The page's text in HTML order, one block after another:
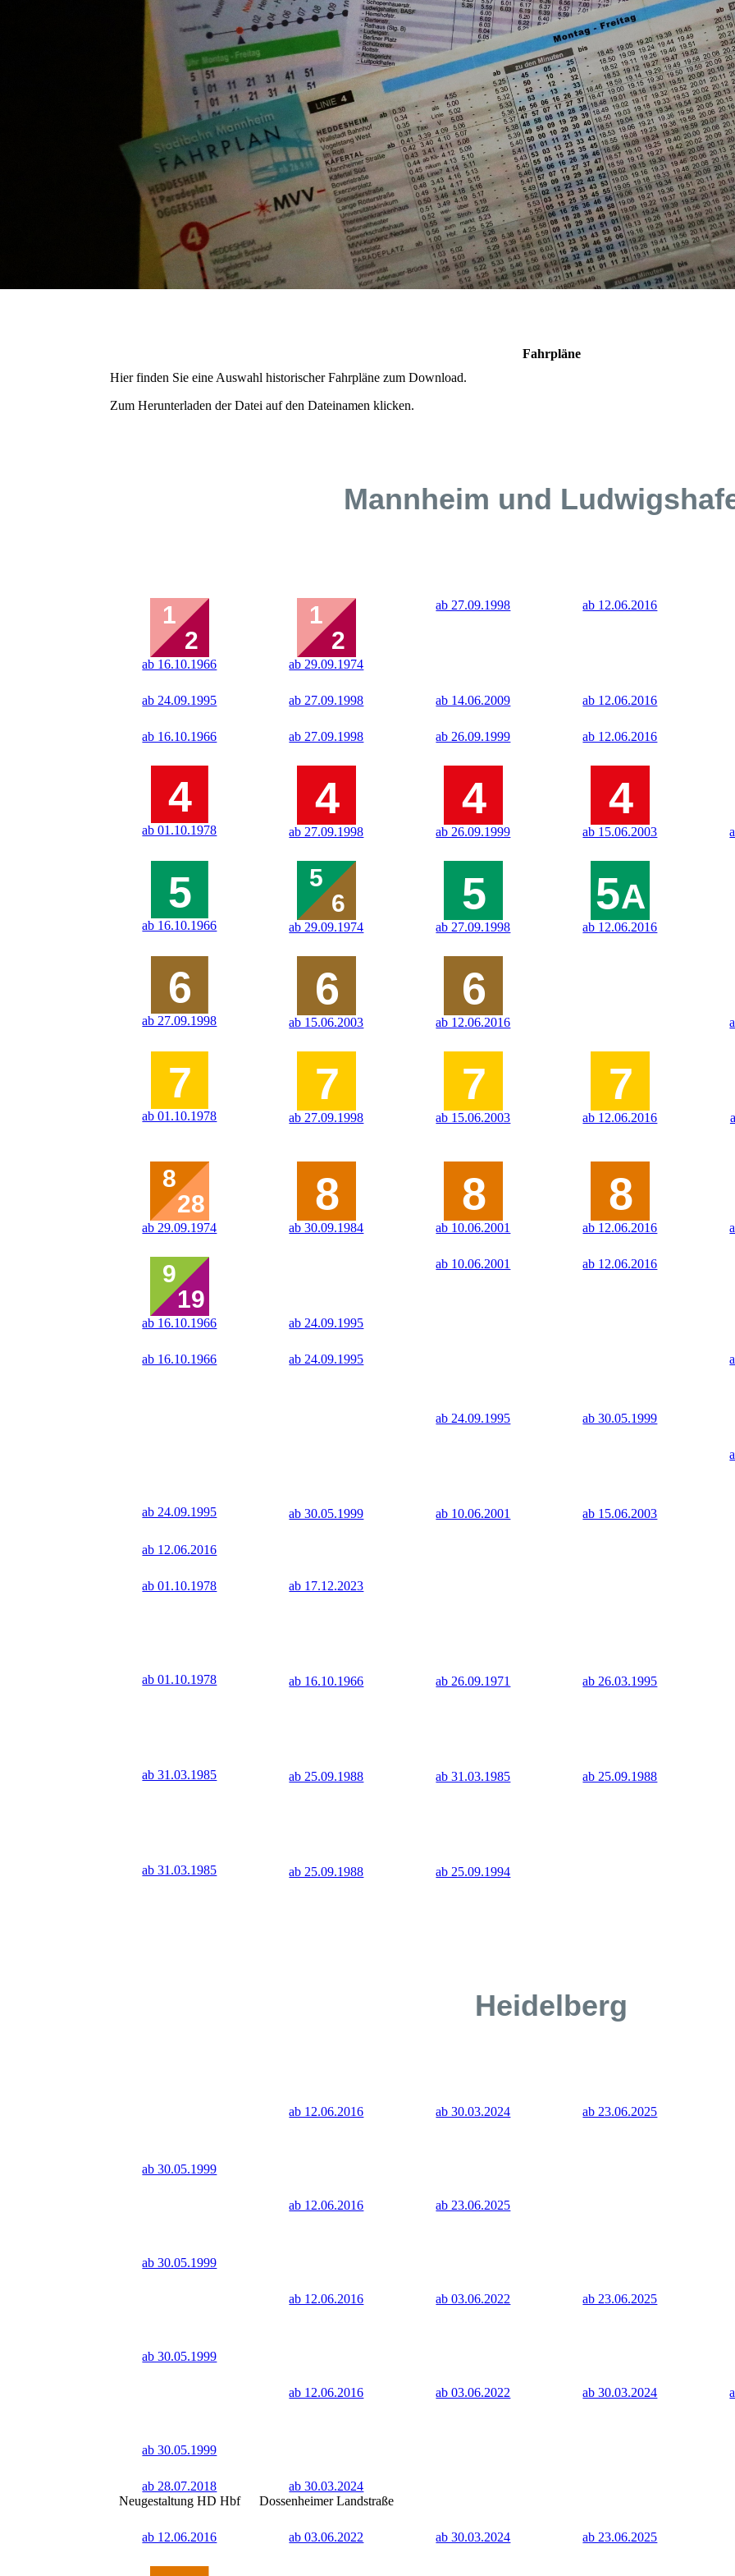
Fahrpläne
Hier finden Sie eine Auswahl historischer Fahrpläne zum Download.
Zum Herunterladen der Datei auf den Dateinamen klicken.
Mannheim und
ab 16.10.1966 ab 29.09.1974
ab 27.09.1998 ab 12.06.2016
ab 24.09.1995 ab 27.09.1998 ab 14.06.2009 ab 12.06.2016
ab 16.10.1966 ab 27.09.1998 ab 26.09.1999 ab 12.06.2016
ab 01.10.1978 ab 27.09.1998 ab 26.09.1999 ab 15.06.2003
ab 16.10.1966 ab 29.09.1974 ab 27.09.1998 ab 12.06.2016
ab 27.09.1998 ab 15.06.2003 ab 12.06.2016
ab 01.10.1978 ab 27.09.1998 ab 15.06.2003 ab 12.06.2016
ab 29.09.1974 ab 30.09.1984 ab 10.06.2001 ab 12.06.2016
ab 16.10.1966 ab 24.09.1995
ab 10.06.2001 ab 12.06.2016
ab 16.10.1966 ab 24.09.1995
ab 24.09.1995 ab 30.05.1999
ab 24.09.1995 ab 30.05.1999 ab 10.06.2001 ab 15.06.2003
ab 12.06.2016
ab 01.10.1978 ab 17.12.2023
ab 01.10.1978 ab 16.10.1966 ab 26.09.1971 ab 26.03.1995
ab 31.03.1985 ab 25.09.1988 ab 31.03.1985 ab 25.09.1988
ab 31.03.1985 ab 25.09.1988 ab 25.09.1994
Heidelberg
ab 30.05.1999
ab 12.06.2016 ab 30.03.2024 ab 23.06.2025
ab 30.05.1999
ab 12.06.2016 ab 23.06.2025
ab 30.05.1999
ab 12.06.2016 ab 03.06.2022 ab 23.06.2025
ab 30.05.1999
ab 12.06.2016 ab 03.06.2022 ab 30.03.2024
ab 28.07.2018
Neugestaltung HD Hbf
ab 30.03.2024
Dossenheimer Landstraße
ab 12.06.2016 ab 03.06.2022 ab 30.03.2024 ab 23.06.2025